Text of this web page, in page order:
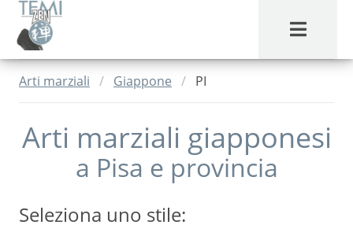
MENU
Arti marziali Giappone PI
Arti marziali giapponesi
a Pisa e provincia
Seleziona uno stile: